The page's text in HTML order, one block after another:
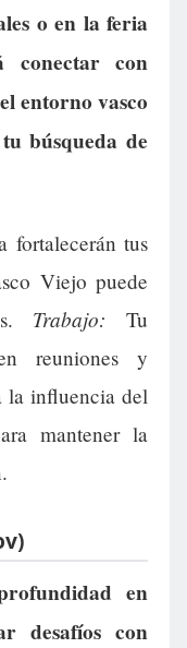
o en la feria
con
entorno vasco
búsqueda de
fortalecerán tus
Viejo puede
Trabajo: Tu
reuniones y
la influencia del
mantener la
en
desafíos con